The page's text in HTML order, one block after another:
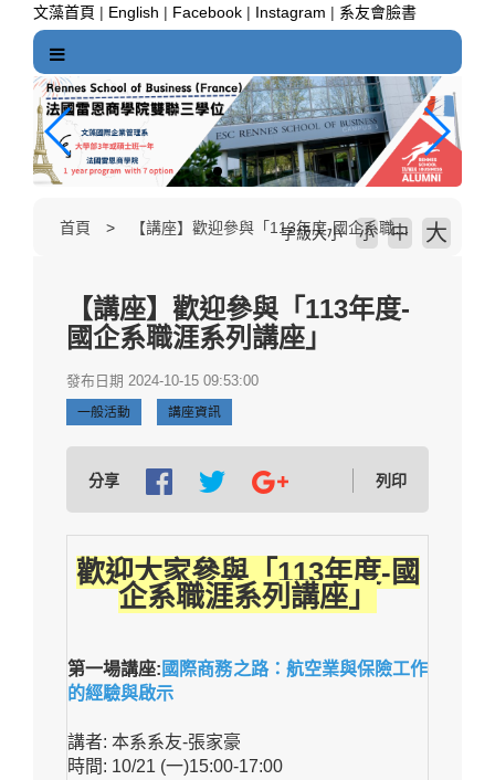
文藻首頁 | English | Facebook | Instagram | 系友會臉書
首頁 【講座】歡迎參與「113年度-國企系職涯系列講座」
字級大小 小 中 大
【講座】歡迎參與「113年度-
國企系職涯系列講座」
發布日期 2024-10-15 09:53:00
一般活動 講座資訊
分享 列印
歡迎大家參與「113年度-國
企系職涯系列講座」
第一場講座: 國際商務之路：航空業與保險工作
的經驗與啟示
講者: 本系系友-張家豪
時間: 10/21 (一)15:00-17:00